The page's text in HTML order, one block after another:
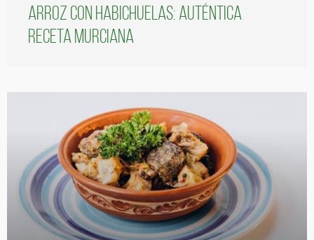
Arroz con habichuelas: auténtica
receta murciana